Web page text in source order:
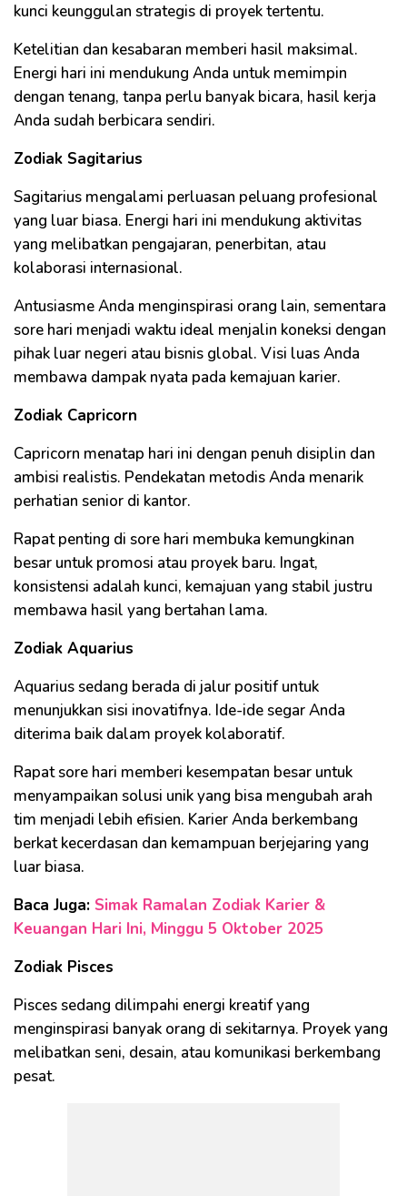
kunci keunggulan strategis di proyek tertentu.
Ketelitian dan kesabaran memberi hasil maksimal.
Energi hari ini mendukung Anda untuk memimpin
dengan tenang, tanpa perlu banyak bicara, hasil kerja
Anda sudah berbicara sendiri.
Zodiak Sagitarius
Sagitarius mengalami perluasan peluang profesional
yang luar biasa. Energi hari ini mendukung aktivitas
yang melibatkan pengajaran, penerbitan, atau
kolaborasi internasional.
Antusiasme Anda menginspirasi orang lain, sementara
sore hari menjadi waktu ideal menjalin koneksi dengan
pihak luar negeri atau bisnis global. Visi luas Anda
membawa dampak nyata pada kemajuan karier.
Zodiak Capricorn
Capricorn menatap hari ini dengan penuh disiplin dan
ambisi realistis. Pendekatan metodis Anda menarik
perhatian senior di kantor.
Rapat penting di sore hari membuka kemungkinan
besar untuk promosi atau proyek baru. Ingat,
konsistensi adalah kunci, kemajuan yang stabil justru
membawa hasil yang bertahan lama.
Zodiak Aquarius
Aquarius sedang berada di jalur positif untuk
menunjukkan sisi inovatifnya. Ide-ide segar Anda
diterima baik dalam proyek kolaboratif.
Rapat sore hari memberi kesempatan besar untuk
menyampaikan solusi unik yang bisa mengubah arah
tim menjadi lebih efisien. Karier Anda berkembang
berkat kecerdasan dan kemampuan berjejaring yang
luar biasa.
Baca Juga: Simak Ramalan Zodiak Karier &
Keuangan Hari Ini, Minggu 5 Oktober 2025
Zodiak Pisces
Pisces sedang dilimpahi energi kreatif yang
menginspirasi banyak orang di sekitarnya. Proyek yang
melibatkan seni, desain, atau komunikasi berkembang
pesat.